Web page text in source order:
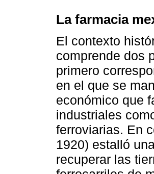
La farmacia
El contexto
comprende dos
primero
en el que se
económico que
industriales
ferroviarias. En
1920) estalló
recuperar las